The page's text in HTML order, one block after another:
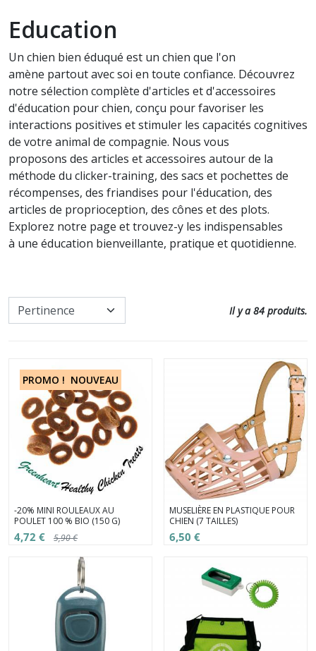
Education
Un chien bien éduqué est un chien que l'on
amène partout avec soi en toute confiance. Découvrez
notre sélection complète d'articles et d'accessoires
d'éducation pour chien, conçu pour favoriser les
interactions positives et stimuler les capacités cognitives
de votre animal de compagnie. Nous vous
proposons des articles et accessoires autour de la
méthode du clicker-training, des sacs et pochettes de
récompenses, des friandises pour l'éducation, des
articles de proprioception, des cônes et des plots.
Explorez notre page et trouvez-y les indispensables
à une éducation bienveillante, pratique et quotidienne.
Il y a 84 produits.
PROMO ! NOUVEAU
-20% MINI ROULEAUX AU
POULET 100 % BIO (150 G)
4,72 € 5,90 €
MUSELIÈRE EN PLASTIQUE POUR
CHIEN (7 TAILLES)
6,50 €
Défense animale
Paroles d'animaux
Autres Animaux
Livres pour enfants
Cartes, Jeux & Lotos
Autocollants
Accessoires utiles pour les soins
Soin cheval
Tous nos produits pour
l'entretien
Soin chat
Soins à date courte ou en fin de
série
Nos promos
Nos promos